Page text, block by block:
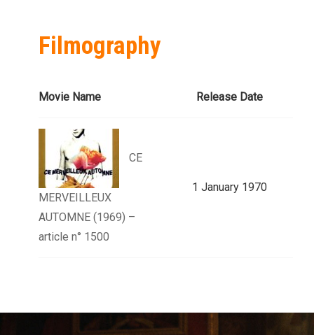
Filmography
Movie Name Release Date
CE
MERVEILLEUX
AUTOMNE (1969) –
article n° 1500
1 January 1970